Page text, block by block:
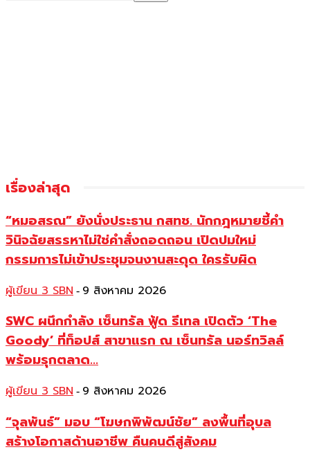
เรื่องล่าสุด
“หมอสรณ” ยังนั่งประธาน กสทช. นักกฎหมายชี้คำ
วินิจฉัยสรรหาไม่ใช่คำสั่งถอดถอน เปิดปมใหม่
กรรมการไม่เข้าประชุมจนงานสะดุด ใครรับผิด
ผู้เขียน 3 SBN - 9 สิงหาคม 2026
SWC ผนึกกำลัง เซ็นทรัล ฟู้ด รีเทล เปิดตัว ‘The
Goody’ ที่ท็อปส์ สาขาแรก ณ เซ็นทรัล นอร์ทวิลล์
พร้อมรุกตลาด...
ผู้เขียน 3 SBN - 9 สิงหาคม 2026
“จุลพันธ์” มอบ “โฆษกพิพัฒน์ชัย” ลงพื้นที่อุบล
สร้างโอกาสด้านอาชีพ คืนคนดีสู่สังคม